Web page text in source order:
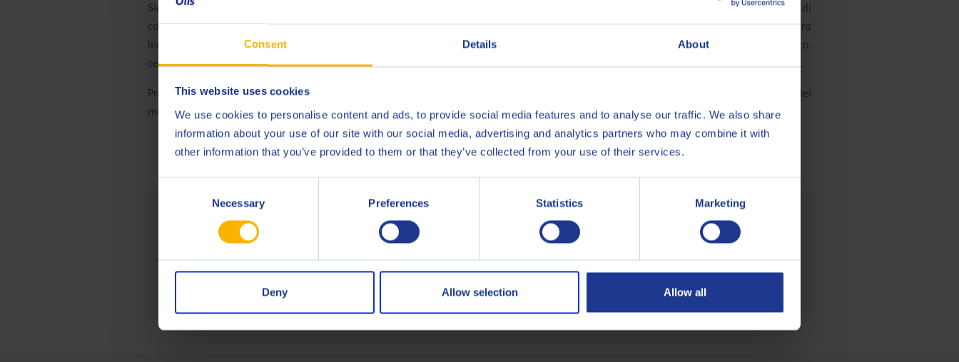
Consent Details About
This website uses cookies
We use cookies to personalise content and ads, to provide social media features and to analyse our traffic. We also share
information about your use of our site with our social media, advertising and analytics partners who may combine it with
other information that you’ve provided to them or that they’ve collected from your use of their services.
Necessary Preferences Statistics Marketing
Deny Allow selection Allow all
Siamo impegnati a fornire soluzioni all’avanguardia che vi aiutino a ottenere il massimo dalle vostre macchine e siamo entusiasti di
condividere con voi le nostre conoscenze e competenze. Nel corso degli anni sono stati compiuti molti passi per dimostrare la nostra
leadership nel settore della lavorazione dei metalli. Investimenti significativi nei nostri impianti di miscelazione, personale qualificato,
certificazioni internazionali sono solo alcuni esempi della nostra strategia a lungo termine per il mercato della lavorazione dei metalli.
Programmate la vostra visita al nostro stand o
per discutere delle vostre sfide nel settore della lavorazione dei
metalli.
Dal nostro esperto Marketing Q8Oils Italia
CHIEDI SUGGERISCI UN ARGOMENTO